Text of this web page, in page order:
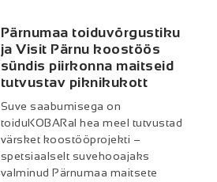
Pärnumaa toiduvõrgustiku
ja Visit Pärnu koostöös
sündis piirkonna maitseid
tutvustav piknikukott
Suve saabumisega on
toiduKOBARal hea meel tutvustad
värsket koostööprojekti –
spetsiaalselt suvehooajaks
valminud Pärnumaa maitsete